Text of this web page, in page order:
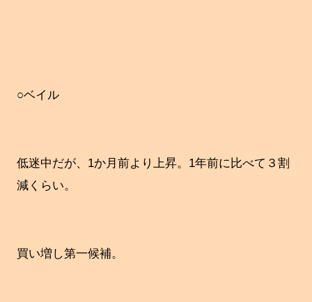
○ベイル
低迷中だが、1か月前より上昇。1年前に比べて３割
減くらい。
買い増し第一候補。